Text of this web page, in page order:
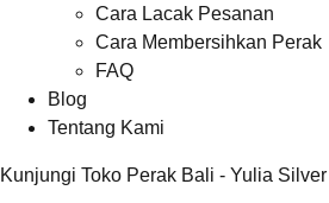
Cara Lacak Pesanan
Cara Membersihkan Perak
FAQ
Blog
Tentang Kami
Kunjungi Toko Perak Bali - Yulia Silver